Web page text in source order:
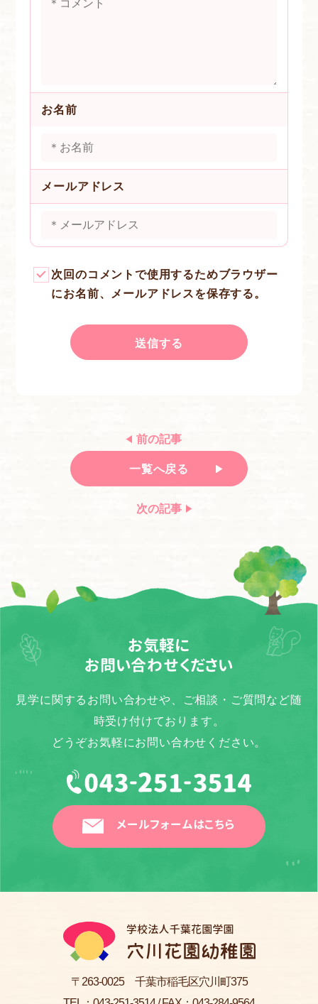
お名前
メールアドレス
次回のコメントで使用するためブラウザー
にお名前、メールアドレスを保存する。
一覧へ戻る
前の記事
次の記事
お気軽に
お問い合わせください
見学に関するお問い合わせや、ご相談・ご質問など随
時受け付けております。
どうぞお気軽にお問い合わせください。
メールフォームはこちら
〒263-0025 千葉市稲毛区穴川町375